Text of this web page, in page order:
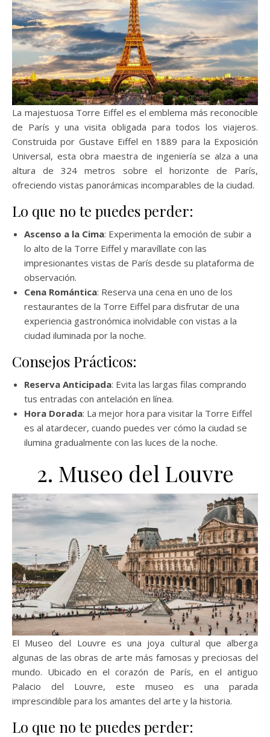
La majestuosa Torre Eiffel es el emblema más reconocible
de París y una visita obligada para todos los viajeros.
Construida por Gustave Eiffel en 1889 para la Exposición
Universal, esta obra maestra de ingeniería se alza a una
altura de 324 metros sobre el horizonte de París,
ofreciendo vistas panorámicas incomparables de la ciudad.
Lo que no te puedes perder:
Ascenso a la Cima: Experimenta la emoción de subir a
lo alto de la Torre Eiffel y maravíllate con las
impresionantes vistas de París desde su plataforma de
observación.
Cena Romántica: Reserva una cena en uno de los
restaurantes de la Torre Eiffel para disfrutar de una
experiencia gastronómica inolvidable con vistas a la
ciudad iluminada por la noche.
Consejos Prácticos:
Reserva Anticipada: Evita las largas filas comprando
tus entradas con antelación en línea.
Hora Dorada: La mejor hora para visitar la Torre Eiffel
es al atardecer, cuando puedes ver cómo la ciudad se
ilumina gradualmente con las luces de la noche.
2. Museo del Louvre
El Museo del Louvre es una joya cultural que alberga
algunas de las obras de arte más famosas y preciosas del
mundo. Ubicado en el corazón de París, en el antiguo
Palacio del Louvre, este museo es una parada
imprescindible para los amantes del arte y la historia.
Lo que no te puedes perder: